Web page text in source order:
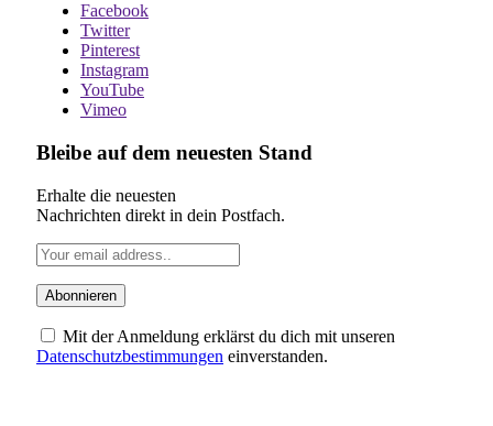
Facebook
Twitter
Pinterest
Instagram
YouTube
Vimeo
Bleibe auf dem neuesten Stand
Erhalte die neuesten
Nachrichten direkt in dein Postfach.
Mit der Anmeldung erklärst du dich mit unseren
Datenschutzbestimmungen einverstanden.